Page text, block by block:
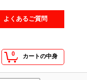
よくあるご質問
0 カートの中身